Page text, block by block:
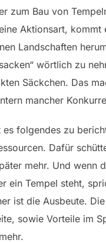
zum Bau von
Aktionsart,
Landschaften
wörtlich zu
Säckchen. Das
mancher
folgendes zu
Dafür
mehr. Und wenn
ein Tempel steht,
ist die Ausbeute.
sowie Vorteile im